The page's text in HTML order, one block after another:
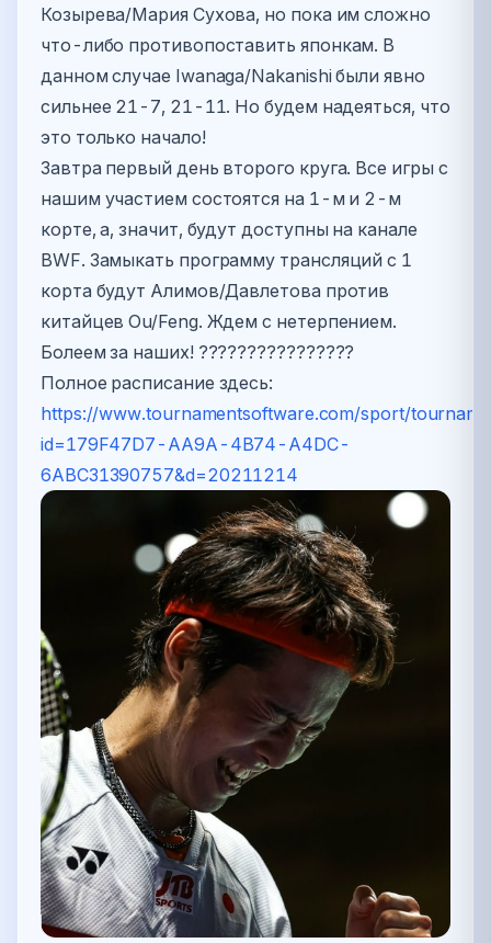
Козырева/Мария Сухова, но пока им сложно
что-либо противопоставить японкам. В
данном случае Iwanaga/Nakanishi были явно
сильнее 21-7, 21-11. Но будем надеяться, что
это только начало!
Завтра первый день второго круга. Все игры с
нашим участием состоятся на 1-м и 2-м
корте, а, значит, будут доступны на канале
BWF. Замыкать программу трансляций с 1
корта будут Алимов/Давлетова против
китайцев Ou/Feng. Ждем с нетерпением.
Болеем за наших! ????????????????
Полное расписание здесь:
https://www.tournamentsoftware.com/sport/
id=179F47D7-AA9A-4B74-A4DC-
6ABC31390757&d=20211214